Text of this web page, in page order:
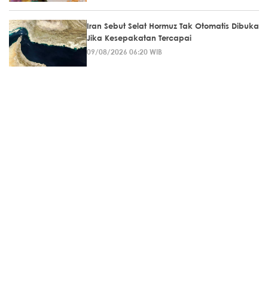
Iran Sebut Selat Hormuz Tak Otomatis Dibuka
Jika Kesepakatan Tercapai
09/08/2026 06:20 WIB